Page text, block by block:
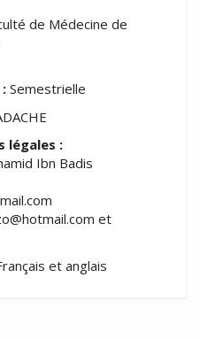
de Médecine de
Semestrielle
légales :
Ibn Badis
et
et anglais